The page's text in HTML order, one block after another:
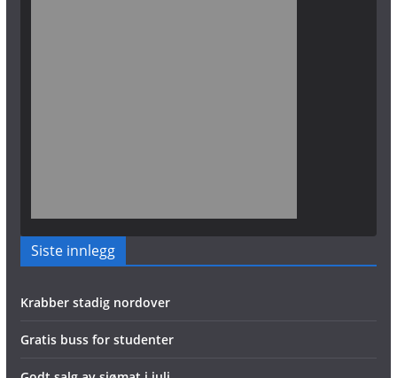
Siste innlegg
Krabber stadig nordover
Gratis buss for studenter